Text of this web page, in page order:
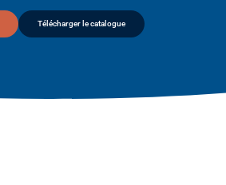
Télécharger le catalogue